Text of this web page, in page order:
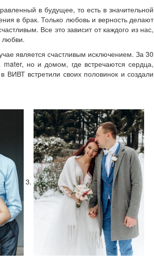
в будущее, то есть в значительной
в брак. Только любовь и верность делают
Все это зависит от каждого из нас,
любви.
является счастливым исключением. За 30
mater, но и домом, где встречаются сердца,
встретили своих половинок и создали
3.